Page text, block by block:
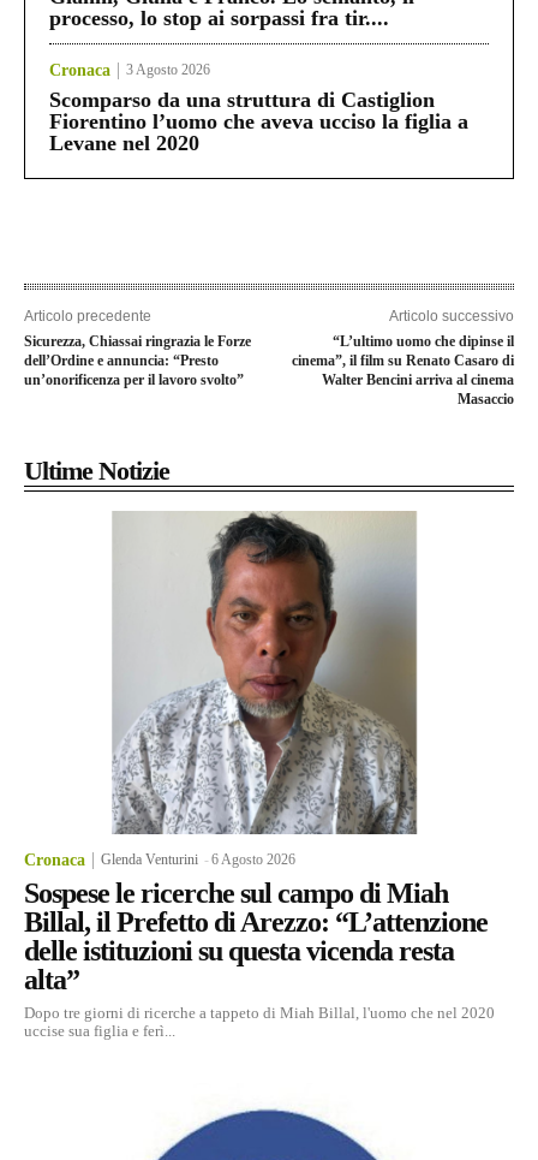
processo, lo stop ai sorpassi fra tir....
Cronaca 3 Agosto 2026
Scomparso da una struttura di Castiglion
Fiorentino l’uomo che aveva ucciso la figlia a
Levane nel 2020
Articolo precedente
Sicurezza, Chiassai ringrazia le Forze
dell’Ordine e annuncia: “Presto
un’onorificenza per il lavoro svolto”
Articolo successivo
“L’ultimo uomo che dipinse il
cinema”, il film su Renato Casaro di
Walter Bencini arriva al cinema
Masaccio
Ultime Notizie
Cronaca Glenda Venturini -6 Agosto 2026
Sospese le ricerche sul campo di Miah
Billal, il Prefetto di Arezzo: “L’attenzione
delle istituzioni su questa vicenda resta
alta”
Dopo tre giorni di ricerche a tappeto di Miah Billal, l'uomo che nel 2020
uccise sua figlia e ferì...